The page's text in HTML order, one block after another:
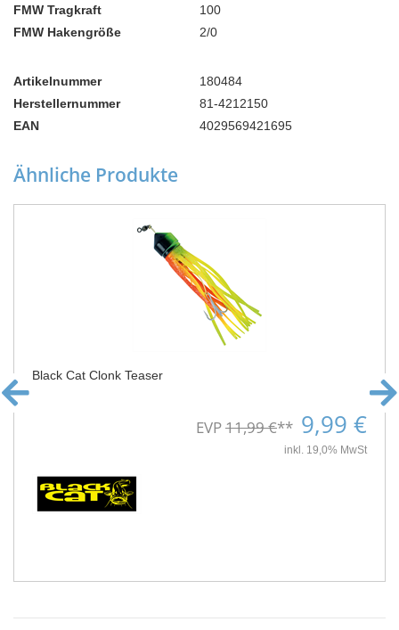
FMW Tragkraft
100
FMW Hakengröße
2/0
Artikelnummer
180484
Herstellernummer
81-4212150
EAN
4029569421695
Ähnliche Produkte
Black Cat Clonk Teaser
EVP11,99 €** 9,99 €
inkl. 19,0% MwSt